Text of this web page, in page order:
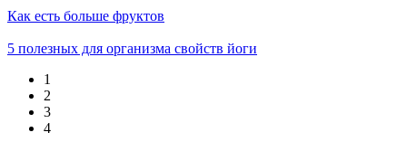
Как есть больше фруктов
5 полезных для организма свойств йоги
1
2
3
4